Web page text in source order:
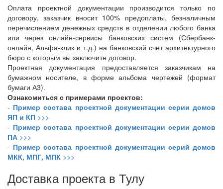
Оплата проектной документации производится только по
договору, заказчик вносит 100% предоплаты, безналичным
перечислением денежных средств в отделении любого банка
или через онлайн-сервисы банковских систем (Сбербанк-
онлайн, Альфа-клик и т.д.) на банковский счет архитектурного
бюро с которым вы заключите договор.
Проектная документация предоставляется заказчикам на
бумажном носителе, в форме альбома чертежей (формат
бумаги А3).
Ознакомиться с примерами проектов:
- Пример состава проектной документации серии домов
ЯП и КП >>>
- Пример состава проектной документации серии домов
ПА >>>
- Пример состава проектной документации серий домов
МКК, МПГ, МПК >>>
Доставка проекта в Тулу